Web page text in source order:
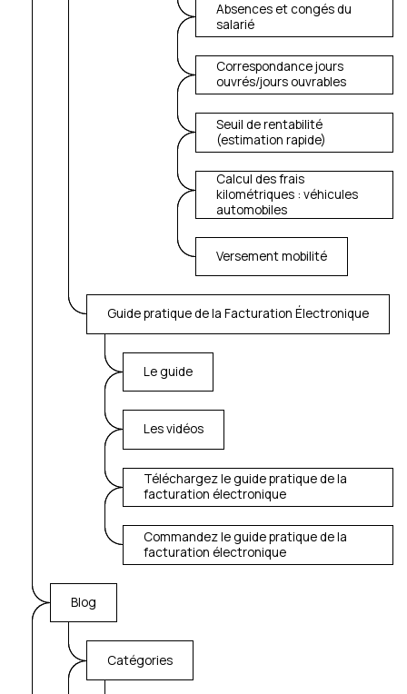
Absences et congés du
salarié
Correspondance jours
ouvrés/jours ouvrables
Seuil de rentabilité
(estimation rapide)
Calcul des frais
kilométriques : véhicules
automobiles
Versement mobilité
Guide pratique de la Facturation Électronique
Le guide
Les vidéos
Téléchargez le guide pratique de la
facturation électronique
Commandez le guide pratique de la
facturation électronique
Blog
Catégories